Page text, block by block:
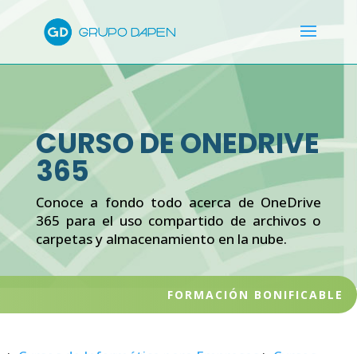
CURSO DE ONEDRIVE
365
Conoce a fondo todo acerca de OneDrive
365 para el uso compartido de archivos o
carpetas y almacenamiento en la nube.
FORMACIÓN BONIFICABLE